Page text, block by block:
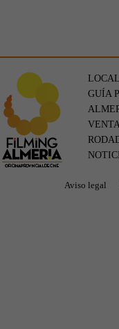
GUÍA
Aviso legal